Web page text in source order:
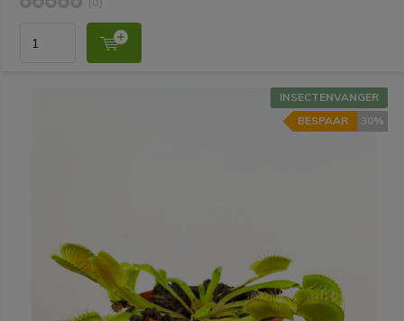
INSECTENVANGER
30%
BESPAAR